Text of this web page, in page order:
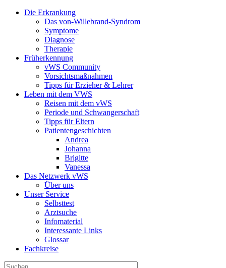
Die Erkrankung
Das von-Willebrand-Syndrom
Symptome
Diagnose
Therapie
Früherkennung
vWS Community
Vorsichtsmaßnahmen
Tipps für Erzieher & Lehrer
Leben mit dem VWS
Reisen mit dem vWS
Periode und Schwangerschaft
Tipps für Eltern
Patientengeschichten
Andrea
Johanna
Brigitte
Vanessa
Das Netzwerk vWS
Über uns
Unser Service
Selbsttest
Arztsuche
Infomaterial
Interessante Links
Glossar
Fachkreise